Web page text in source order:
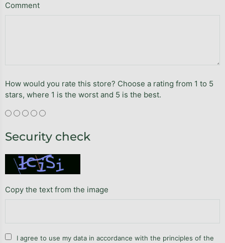
Comment
How would you rate this store? Choose a rating from 1 to 5
stars, where 1 is the worst and 5 is the best.
Security check
Copy the text from the image
I agree to use my data in accordance with the principles of the